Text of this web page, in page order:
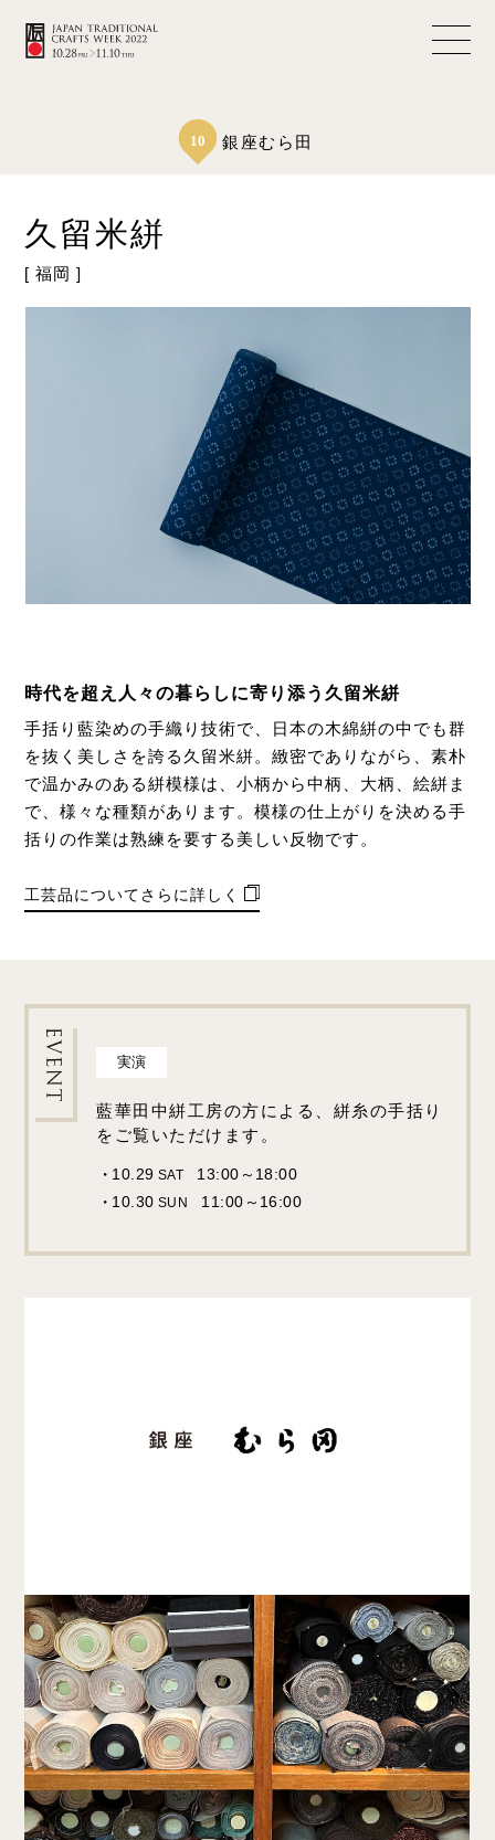
10 銀座むら田
久留米絣
[ 福岡 ]
時代を超え人々の暮らしに寄り添う久留米絣
手括り藍染めの手織り技術で、日本の木綿絣の中でも群
を抜く美しさを誇る久留米絣。緻密でありながら、素朴
で温かみのある絣模様は、小柄から中柄、大柄、絵絣ま
で、様々な種類があります。模様の仕上がりを決める手
括りの作業は熟練を要する美しい反物です。
工芸品についてさらに詳しく
実演
藍華田中絣工房の方による、絣糸の手括り
をご覧いただけます。
10.29 SAT
13:00～18:00
10.30 SUN 11:00～16:00